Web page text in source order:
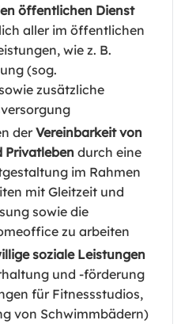
öffentlichen Dienst
aller im öffentlichen
wie z. B.
(sog.
zusätzliche
der Vereinbarkeit von
Privatleben durch eine
im Rahmen
mit Gleitzeit und
sowie die
zu arbeiten
soziale Leistungen
und -förderung
für Fitnessstudios,
von Schwimmbädern)